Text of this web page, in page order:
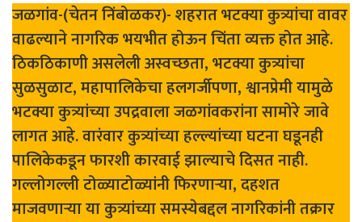
जळगांव-(चेतन निंबोळकर)- शहरात भटक्या कुत्र्यांचा वावर
वाढल्याने नागरिक भयभीत होऊन चिंता व्यक्त होत आहे.
ठिकठिकाणी असलेली अस्वच्छता, भटक्या कुत्र्यांचा
सुळसुळाट, महापालिकेचा हलगर्जीपणा, श्वानप्रेमी यामुळे
भटक्या कुत्र्यांच्या उपद्रवाला जळगांवकरांना सामोरे जावे
लागत आहे. वारंवार कुत्र्यांच्या हल्ल्यांच्या घटना घडूनही
पालिकेकडून फारशी कारवाई झाल्याचे दिसत नाही.
गल्लोगल्ली टोळ्याटोळ्यांनी फिरणाऱ्या, दहशत
माजवणाऱ्या या कुत्र्यांच्या समस्येबद्दल नागरिकांनी तक्रार